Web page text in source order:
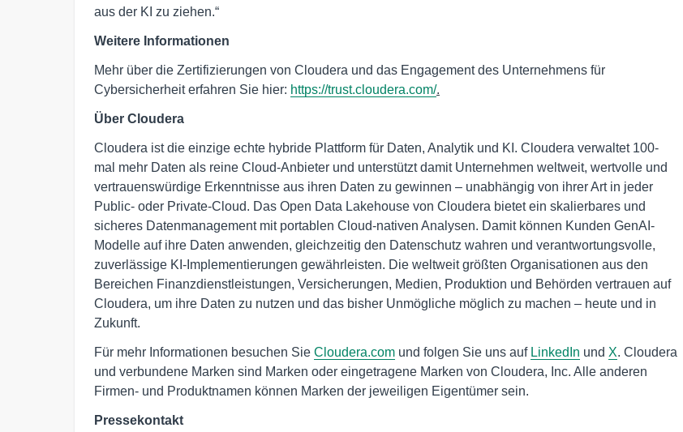
aus der KI zu ziehen.“
Weitere Informationen
Mehr über die Zertifizierungen von Cloudera und das Engagement des Unternehmens für
Cybersicherheit erfahren Sie hier: https://trust.cloudera.com/.
Über Cloudera
Cloudera ist die einzige echte hybride Plattform für Daten, Analytik und KI. Cloudera verwaltet 100-
mal mehr Daten als reine Cloud-Anbieter und unterstützt damit Unternehmen weltweit, wertvolle und
vertrauenswürdige Erkenntnisse aus ihren Daten zu gewinnen – unabhängig von ihrer Art in jeder
Public- oder Private-Cloud. Das Open Data Lakehouse von Cloudera bietet ein skalierbares und
sicheres Datenmanagement mit portablen Cloud-nativen Analysen. Damit können Kunden GenAI-
Modelle auf ihre Daten anwenden, gleichzeitig den Datenschutz wahren und verantwortungsvolle,
zuverlässige KI-Implementierungen gewährleisten. Die weltweit größten Organisationen aus den
Bereichen Finanzdienstleistungen, Versicherungen, Medien, Produktion und Behörden vertrauen auf
Cloudera, um ihre Daten zu nutzen und das bisher Unmögliche möglich zu machen – heute und in
Zukunft.
Für mehr Informationen besuchen Sie Cloudera.com und folgen Sie uns auf LinkedIn und X. Cloudera
und verbundene Marken sind Marken oder eingetragene Marken von Cloudera, Inc. Alle anderen
Firmen- und Produktnamen können Marken der jeweiligen Eigentümer sein.
Pressekontakt